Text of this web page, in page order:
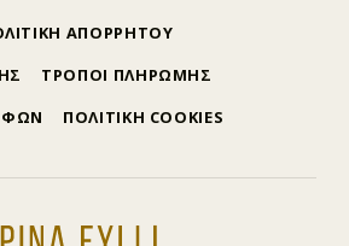
ΑΠΟΡΡΗΤΟΥ
ΤΡΟΠΟΙ ΠΛΗΡΩΜΗΣ
ΠΟΛΙΤΙΚΗ COOKIES